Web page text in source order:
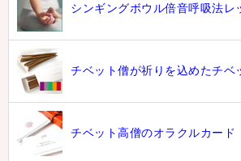
シンギングボウル倍音呼吸法レ
チベット僧が祈りを込めたチベ
チベット高僧のオラクルカード